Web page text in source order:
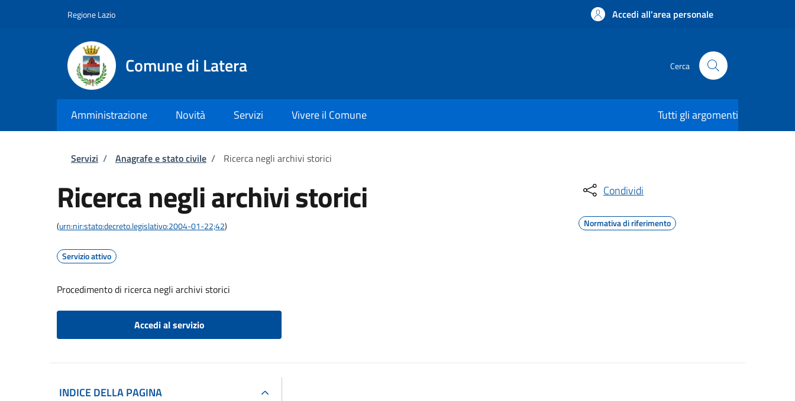
Regione Lazio Accedi all'area personale
Comune di Latera Cerca
Amministrazione Novità Servizi Vivere il Comune Tutti gli argomenti
Briciole di pane
Servizi / Anagrafe e stato civile / Ricerca negli archivi storici
Ricerca negli archivi storici
(urn:nir:stato:decreto.legislativo:2004-01-22;42)
Servizio attivo
Procedimento di ricerca negli archivi storici
Accedi al servizio
Condividi
Normativa di riferimento
INDICE DELLA PAGINA